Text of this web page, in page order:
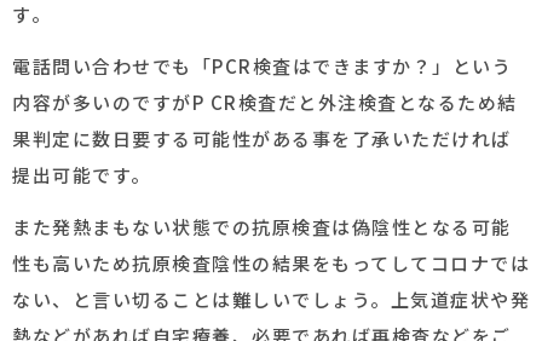
す。
電話問い合わせでも「PCR検査はできますか？」という
内容が多いのですがP CR検査だと外注検査となるため結
果判定に数日要する可能性がある事を了承いただければ
提出可能です。
また発熱まもない状態での抗原検査は偽陰性となる可能
性も高いため抗原検査陰性の結果をもってしてコロナでは
ない、と言い切ることは難しいでしょう。上気道症状や発
熱などがあれば自宅療養、必要であれば再検査などをご